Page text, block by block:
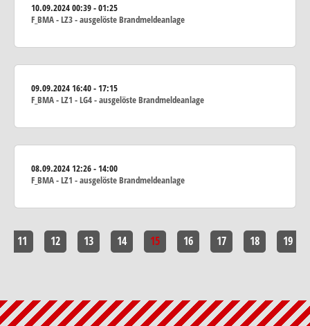
10.09.202400:39 - 01:25
F_BMA - LZ3 - ausgelöste Brandmeldeanlage
09.09.202416:40 - 17:15
F_BMA - LZ1 - LG4 - ausgelöste Brandmeldeanlage
08.09.202412:26 - 14:00
F_BMA - LZ1 - ausgelöste Brandmeldeanlage
11 12 13 14 15 16 17 18 19